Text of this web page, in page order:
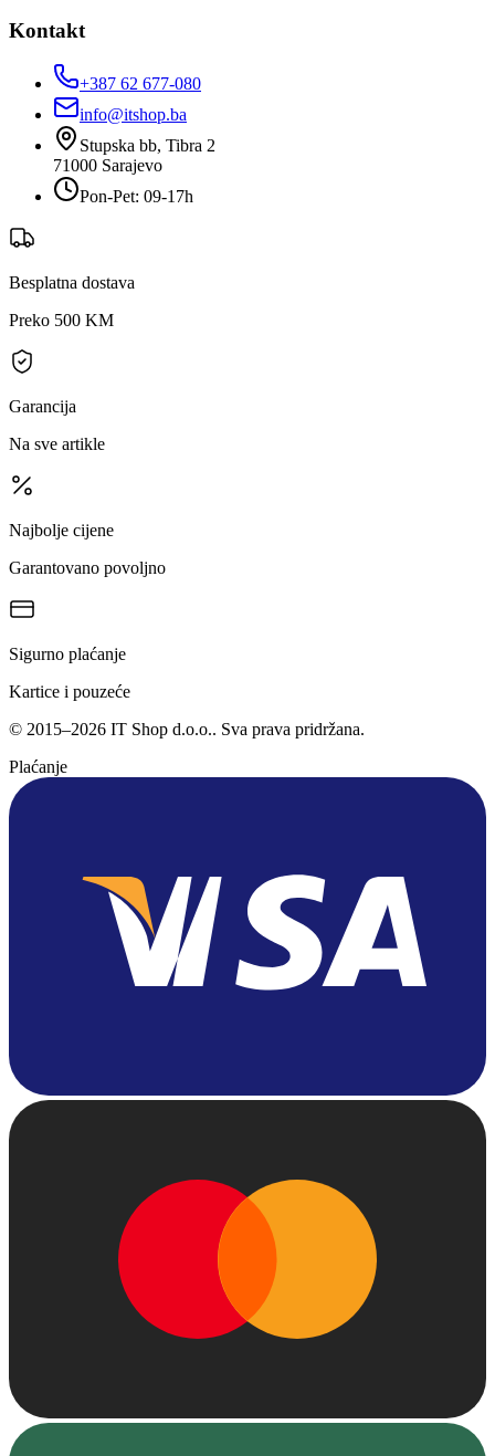
Kontakt
+387 62 677-080
info@itshop.ba
Stupska bb, Tibra 2
71000 Sarajevo
Pon-Pet: 09-17h
Besplatna dostava
Preko 500 KM
Garancija
Na sve artikle
Najbolje cijene
Garantovano povoljno
Sigurno plaćanje
Kartice i pouzeće
© 2015–2026 IT Shop d.o.o.. Sva prava pridržana.
Plaćanje